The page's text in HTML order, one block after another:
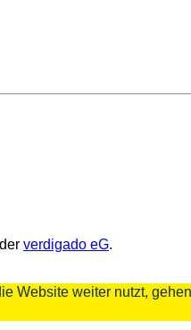
verdigado eG.
Website weiter nutzt,